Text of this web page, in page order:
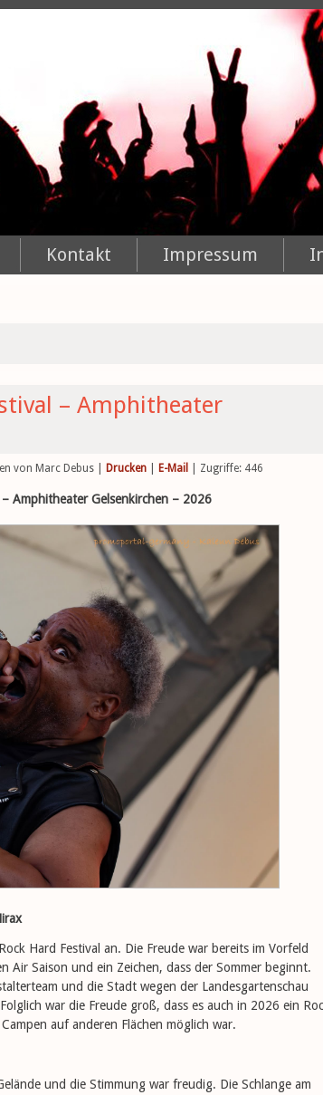
Kontakt Impressum
– Amphitheater
von Marc Debus Drucken E-Mail | Zugriffe: 446
Amphitheater Gelsenkirchen – 2026
Hard Festival an. Die Freude war bereits im Vorfeld
Saison und ein Zeichen, dass der Sommer beginnt.
und die Stadt wegen der Landesgartenschau
war die Freude groß, dass es auch in 2026 ein
auf anderen Flächen möglich war.
und die Stimmung war freudig. Die Schlange am